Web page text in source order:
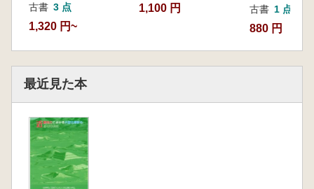
以前の地形図作成 藤本 悠・碓井照子
第2章 古市・百舌鳥古墳群におけるGISデ
ータの活用事例 碓井照子・藤本 悠・千田
嘉博
前方後円墳成立期の大和川と淀川 福永伸
哉
倭国王墓造営地移動の意味するもの 白石
太一郎
古書 3 点
1,320 円~
1,100 円 古書 1 点
880 円
最近見た本